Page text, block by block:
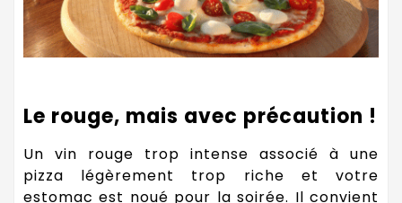
Le rouge, mais avec précaution !
Un vin rouge trop intense associé à une
pizza légèrement trop riche et votre
estomac est noué pour la soirée. Il convient